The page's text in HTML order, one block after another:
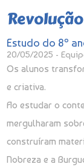
Estudo do 8º
20/05/2025 -
Os alunos
e criativa.
Ao estudar o
mergulharam
construíram
Nobreza e a